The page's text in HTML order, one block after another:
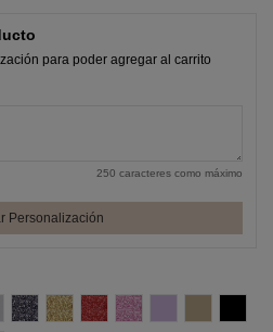
para poder agregar al carrito
250 caracteres como máximo
Personalización
Oro
espejo Plata
Glitter negro
Glitter OroGlitter RojoGlitter Rosa